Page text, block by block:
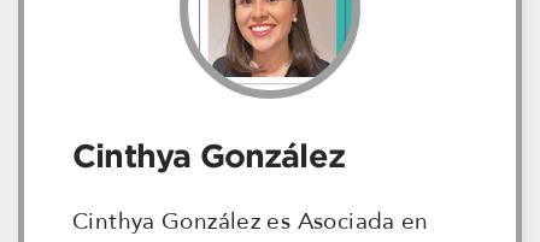
Cinthya González
Cinthya González es Asociada en